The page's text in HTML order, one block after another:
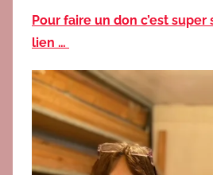
Pour faire un don c’est
lien …